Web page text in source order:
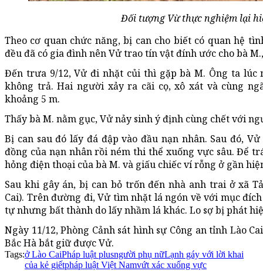
Đối tượng Vừ thực nghiệm lại
Theo cơ quan chức năng, bị can cho biết có quan hệ
đều đã có gia đình nên Vử trao tín vật đính ước cho bà
Đến trưa 9/12, Vử đi nhặt củi thì gặp bà M. Ông ta
không trả. Hai người xảy ra cãi cọ, xô xát và cùng
khoảng 5 m.
Thấy bà M. nằm gục, Vử nảy sinh ý định cùng chết với
Bị can sau đó lấy đá đập vào đầu nạn nhân. Sau đó,
đồng của nạn nhân rồi ném thi thể xuống vực sâu. Để
hỏng điện thoại của bà M. và giấu chiếc ví rỗng ở gần
Sau khi gây án, bị can bỏ trốn đến nhà anh trai ở xã
Cai). Trên đường đi, Vử tìm nhặt lá ngón về với mục
tự nhưng bất thành do lấy nhầm lá khác. Lo sợ bị phát
Ngày 11/12, Phòng Cảnh sát hình sự Công an tỉnh Lào
Bắc Hà bắt giữ được Vử.
Tags:ở Lào CaiPháp luật plusngười phụ nữLạnh gáy với lời khai
của kẻ giếtpháp luật Việt Namvứt xác xuống vực